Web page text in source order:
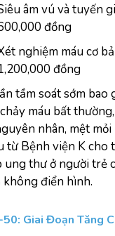
âm vú và tuyến
đồng
nghiệm máu cơ
đồng
tầm soát sớm bao
máu bất
nhân, mệt mỏi
từ Bệnh viện K cho
ung thư ở người trẻ
không điển hình.
Giai Đoạn Tăng